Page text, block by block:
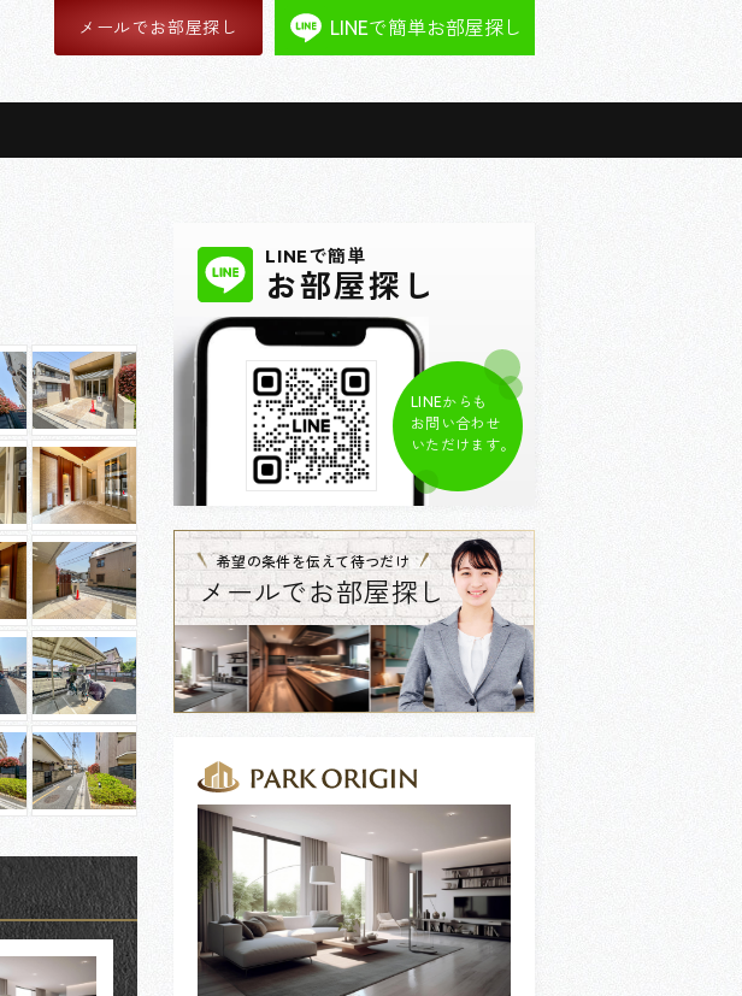
メールでお部屋探し LINEで簡単お部屋探し
LINEで簡単
お部屋探し
LINEからも
お問い合わせ
いただけます。
希望の条件を伝えて待つだけ
メールでお部屋探し